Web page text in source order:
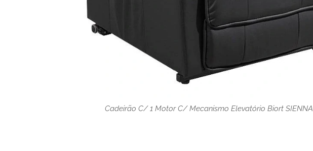
Cadeirão C/ 1 Motor C/ Mecanismo Elevatório Biort SIENNA